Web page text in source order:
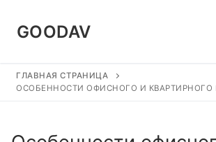
содержимому
GOODAV
Найти:
ГЛАВНАЯ СТРАНИЦА
ОСОБЕННОСТИ ОФИСНОГО И КВАРТИРНОГО